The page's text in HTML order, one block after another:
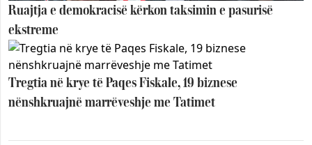
Ruajtja e demokracisë kërkon taksimin e pasurisë
ekstreme
Tregtia në krye të Paqes Fiskale, 19 biznese
nënshkruajnë marrëveshje me Tatimet